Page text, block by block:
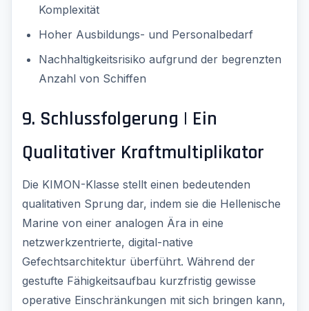
Komplexität
Hoher Ausbildungs- und Personalbedarf
Nachhaltigkeitsrisiko aufgrund der begrenzten
Anzahl von Schiffen
9. Schlussfolgerung | Ein
Qualitativer Kraftmultiplikator
Die KIMON-Klasse stellt einen bedeutenden
qualitativen Sprung dar, indem sie die Hellenische
Marine von einer analogen Ära in eine
netzwerkzentrierte, digital-native
Gefechtsarchitektur überführt. Während der
gestufte Fähigkeitsaufbau kurzfristig gewisse
operative Einschränkungen mit sich bringen kann,